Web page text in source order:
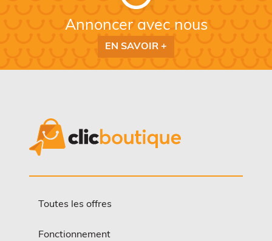
Annoncer avec nous
EN SAVOIR +
Toutes les offres
Fonctionnement